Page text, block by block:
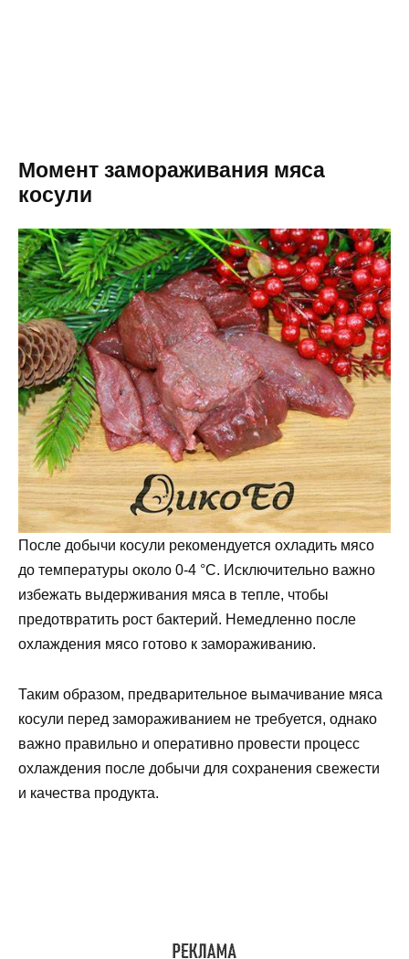
Момент замораживания мяса
косули
После добычи косули рекомендуется охладить мясо
до температуры около 0-4 °C. Исключительно важно
избежать выдерживания мяса в тепле, чтобы
предотвратить рост бактерий. Немедленно после
охлаждения мясо готово к замораживанию.
Таким образом, предварительное вымачивание мяса
косули перед замораживанием не требуется, однако
важно правильно и оперативно провести процесс
охлаждения после добычи для сохранения свежести
и качества продукта.